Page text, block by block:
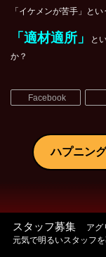
「イケメンが苦手」と
「適材適所」
と
か？
Facebook
ハプニン
スタッフ募集
アグ
元気で明るいスタッフ